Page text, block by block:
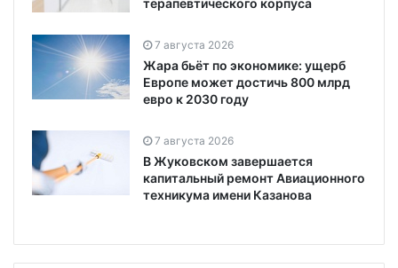
терапевтического корпуса
7 августа 2026
Жара бьёт по экономике: ущерб
Европе может достичь 800 млрд
евро к 2030 году
7 августа 2026
В Жуковском завершается
капитальный ремонт Авиационного
техникума имени Казанова